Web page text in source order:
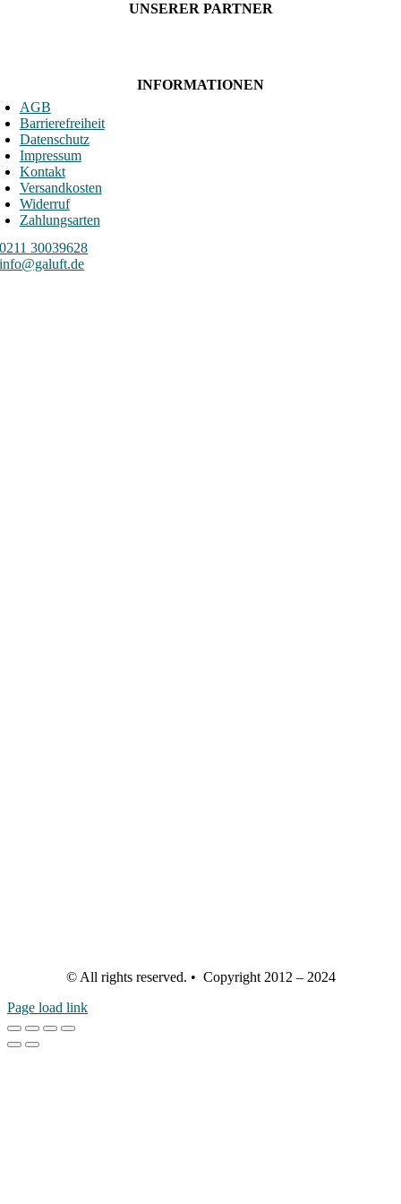
UNSERER PARTNER
INFORMATIONEN
AGB
Barrierefreiheit
Datenschutz
Impressum
Kontakt
Versandkosten
Widerruf
Zahlungsarten
0211 30039628
info@galuft.de
© All rights reserved. • Copyright 2012 – 2024
Page load link